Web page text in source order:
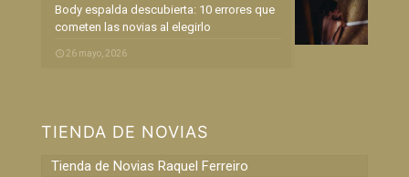
Body espalda descubierta: 10 errores que
cometen las novias al elegirlo
26 mayo, 2026
TIENDA DE NOVIAS
Tienda de Novias Raquel Ferreiro